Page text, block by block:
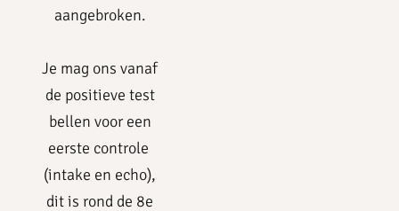
aangebroken.
Je mag ons vanaf
de positieve test
bellen voor een
eerste controle
(intake en echo),
dit is rond de 8e